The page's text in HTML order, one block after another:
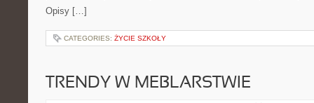
Opisy […]
CATEGORIES: ŻYCIE SZKOŁY
TRENDY W MEBLARSTWIE